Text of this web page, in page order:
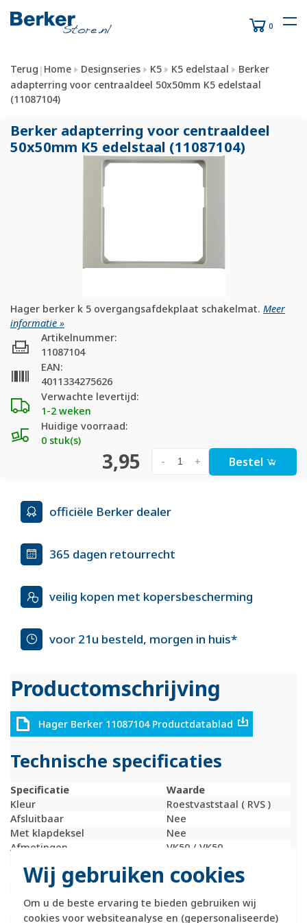
Wij gebruiken cookies
Om u de beste ervaring te bieden gebruiken wij
cookies voor websiteanalyse en (gepersonaliseerde)
0
Terug | Home Designseries K5 K5 edelstaal
Berker
adapterring voor centraaldeel 50x50mm K5 edelstaal
(11087104)
Berker adapterring voor centraaldeel
50x50mm K5 edelstaal (11087104)
Hager berker k 5 overgangsafdekplaat schakelmat. Meer
informatie »
Verwachte levertijd:
1-2 weken
Huidige voorraad:
0 stuk(s)
Artikelnummer:
11087104
EAN:
4011334275626
3,95 +
- Bestel
officiële Berker dealer
365 dagen retourrecht
veilig kopen met kopersbescherming
voor 21u besteld, morgen in huis*
Productomschrijving
Hager Berker 11087104 Productdatablad
Technische specificaties
Specificatie
Waarde
Kleur
Roestvaststaal ( RVS )
Afsluitbaar
Nee
Met klapdeksel
Nee
Afmetingen
VK50 / VK50
RAL-nummer (vergelijkbaar)
9022
Schakelmateriaalbreedte
Schakelmateriaalhoogte
55,5 Millimeter (mm)
Schakelmateriaaldiepte
8 Millimeter (mm)